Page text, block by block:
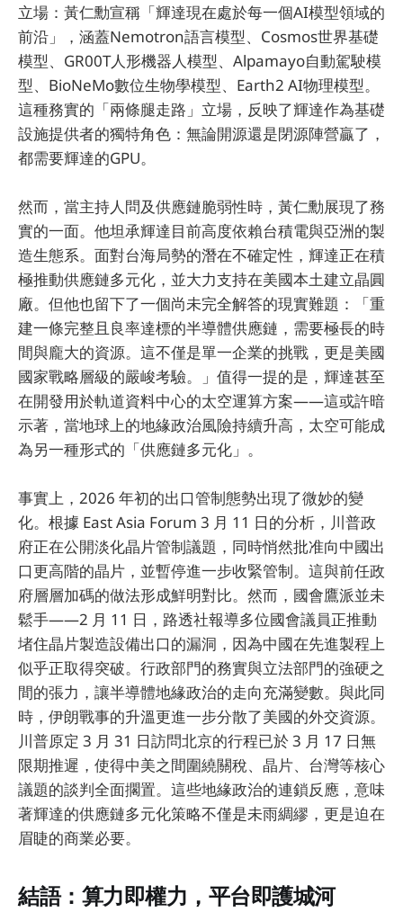
立場：黃仁勳宣稱「輝達現在處於每一個AI模型領域的
前沿」，涵蓋Nemotron語言模型、Cosmos世界基礎
模型、GR00T人形機器人模型、Alpamayo自動駕駛模
型、BioNeMo數位生物學模型、Earth2 AI物理模型。
這種務實的「兩條腿走路」立場，反映了輝達作為基礎
設施提供者的獨特角色：無論開源還是閉源陣營贏了，
都需要輝達的GPU。
然而，當主持人問及供應鏈脆弱性時，黃仁勳展現了務
實的一面。他坦承輝達目前高度依賴台積電與亞洲的製
造生態系。面對台海局勢的潛在不確定性，輝達正在積
極推動供應鏈多元化，並大力支持在美國本土建立晶圓
廠。但他也留下了一個尚未完全解答的現實難題：「重
建一條完整且良率達標的半導體供應鏈，需要極長的時
間與龐大的資源。這不僅是單一企業的挑戰，更是美國
國家戰略層級的嚴峻考驗。」值得一提的是，輝達甚至
在開發用於軌道資料中心的太空運算方案——這或許暗
示著，當地球上的地緣政治風險持續升高，太空可能成
為另一種形式的「供應鏈多元化」。
事實上，2026 年初的出口管制態勢出現了微妙的變
化。根據 East Asia Forum 3 月 11 日的分析，川普政
府正在公開淡化晶片管制議題，同時悄然批准向中國出
口更高階的晶片，並暫停進一步收緊管制。這與前任政
府層層加碼的做法形成鮮明對比。然而，國會鷹派並未
鬆手——2 月 11 日，路透社報導多位國會議員正推動
堵住晶片製造設備出口的漏洞，因為中國在先進製程上
似乎正取得突破。行政部門的務實與立法部門的強硬之
間的張力，讓半導體地緣政治的走向充滿變數。與此同
時，伊朗戰事的升溫更進一步分散了美國的外交資源。
川普原定 3 月 31 日訪問北京的行程已於 3 月 17 日無
限期推遲，使得中美之間圍繞關稅、晶片、台灣等核心
議題的談判全面擱置。這些地緣政治的連鎖反應，意味
著輝達的供應鏈多元化策略不僅是未雨綢繆，更是迫在
眉睫的商業必要。
結語：算力即權力，平台即護城河